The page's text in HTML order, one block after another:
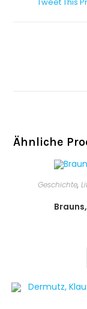
Ähnliche
Geschichte,